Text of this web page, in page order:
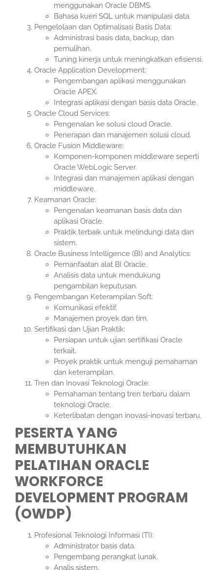
menggunakan Oracle DBMS.
Bahasa kueri SQL untuk manipulasi data.
Pengelolaan dan Optimalisasi Basis Data:
Administrasi basis data, backup, dan
pemulihan.
Tuning kinerja untuk meningkatkan efisiensi.
Oracle Application Development:
Pengembangan aplikasi menggunakan
Oracle APEX.
Integrasi aplikasi dengan basis data Oracle.
Oracle Cloud Services:
Pengenalan ke solusi cloud Oracle.
Penerapan dan manajemen solusi cloud.
Oracle Fusion Middleware:
Komponen-komponen middleware seperti
Oracle WebLogic Server.
Integrasi dan manajemen aplikasi dengan
middleware.
Keamanan Oracle:
Pengenalan keamanan basis data dan
aplikasi Oracle.
Praktik terbaik untuk melindungi data dan
sistem.
Oracle Business Intelligence (BI) and Analytics:
Pemanfaatan alat BI Oracle.
Analisis data untuk mendukung
pengambilan keputusan.
Pengembangan Keterampilan Soft:
Komunikasi efektif.
Manajemen proyek dan tim.
Sertifikasi dan Ujian Praktik:
Persiapan untuk ujian sertifikasi Oracle
terkait.
Proyek praktik untuk menguji pemahaman
dan keterampilan.
Tren dan Inovasi Teknologi Oracle:
Pemahaman tentang tren terbaru dalam
teknologi Oracle.
Keterlibatan dengan inovasi-inovasi terbaru.
PESERTA YANG
MEMBUTUHKAN
PELATIHAN ORACLE
WORKFORCE
DEVELOPMENT PROGRAM
(OWDP)
Profesional Teknologi Informasi (TI):
Administrator basis data.
Pengembang perangkat lunak.
Analis sistem.